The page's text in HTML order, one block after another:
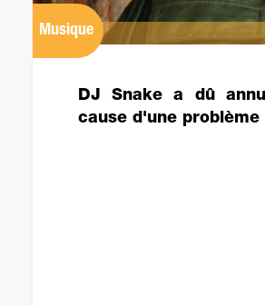
Musique
DJ Snake a dû
cause d'une problème